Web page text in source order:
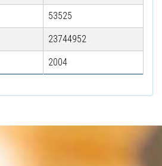
53525
23744952
2004